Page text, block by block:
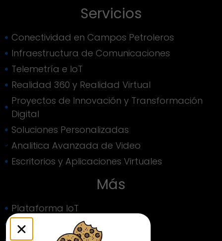
Servicios
Conectividad en Campos Petroleros
Infraestructura de Comunicaciones
Telemetría e IoT
Realidad 360 y Realidad Virtual
Proyectos de Innovación y Transformación
Digital
Soluciones Personalizadas
Analitica Avanzada de Video
Escritorios y Aplicaciones Virtuales
Más
Plataforma IoT
Plataforma de Monitoreo